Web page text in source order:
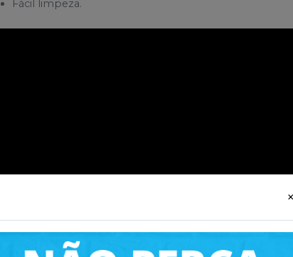
Fácil limpeza.